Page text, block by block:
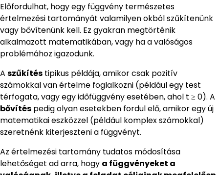
Előfordulhat, hogy egy függvény természetes
értelmezési tartományát valamilyen okból szűkítenünk
vagy bővítenünk kell. Ez gyakran megtörténik
alkalmazott matematikában, vagy ha a valóságos
problémához igazodunk.
A szűkítés tipikus példája, amikor csak pozitív
számokkal van értelme foglalkozni (például egy test
térfogata, vagy egy időfüggvény esetében, ahol t ≥ 0). A
bővítés pedig olyan esetekben fordul elő, amikor egy új
matematikai eszközzel (például komplex számokkal)
szeretnénk kiterjeszteni a függvényt.
Az értelmezési tartomány tudatos módosítása
lehetőséget ad arra, hogy a függvényeket a